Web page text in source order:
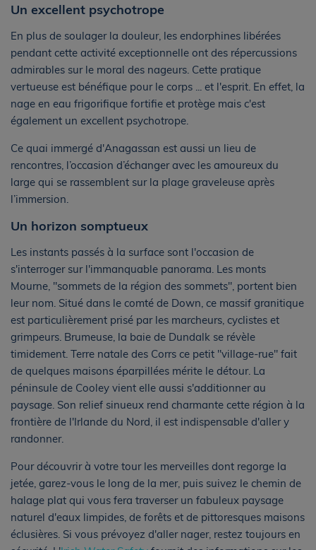
Un excellent psychotrope
En plus de soulager la douleur, les endorphines libérées
pendant cette activité exceptionnelle ont des répercussions
admirables sur le moral des nageurs. Cette pratique
vertueuse est bénéfique pour le corps ... et l'esprit. En effet, la
nage en eau frigorifique fortifie et protège mais c'est
également un excellent psychotrope.
Ce quai immergé d'Anagassan est aussi un lieu de
rencontres, l’occasion d’échanger avec les amoureux du
large qui se rassemblent sur la plage graveleuse après
l’immersion.
Un horizon somptueux
Les instants passés à la surface sont l'occasion de
s'interroger sur l'immanquable panorama. Les monts
Mourne, "sommets de la région des sommets", portent bien
leur nom. Situé dans le comté de Down, ce massif granitique
est particulièrement prisé par les marcheurs, cyclistes et
grimpeurs. Brumeuse, la baie de Dundalk se révèle
timidement. Terre natale des Corrs ce petit "village-rue" fait
de quelques maisons éparpillées mérite le détour. La
péninsule de Cooley vient elle aussi s'additionner au
paysage. Son relief sinueux rend charmante cette région à la
frontière de l'Irlande du Nord, il est indispensable d'aller y
randonner.
Pour découvrir à votre tour les merveilles dont regorge la
jetée, garez-vous le long de la mer, puis suivez le chemin de
halage plat qui vous fera traverser un fabuleux paysage
naturel d'eaux limpides, de forêts et de pittoresques maisons
éclusières. Si vous prévoyez d'aller nager, restez toujours en